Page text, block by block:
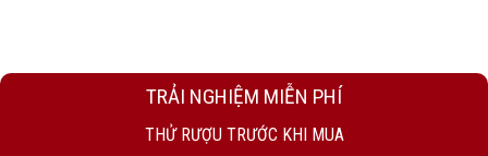
TRẢI NGHIỆM MIỄN PHÍ
THỬ RƯỢU TRƯỚC KHI MUA